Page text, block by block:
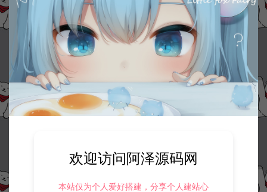
欢迎访问阿泽源码网
本站仅为个人爱好搭建，分享个人建站心